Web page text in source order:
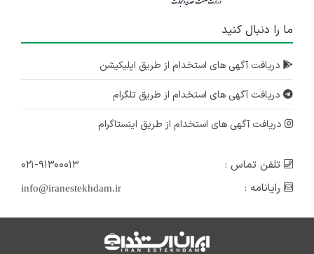
ما را دنبال کنید
دریافت آگهی های استخدام از طریق اپلیکیشن
دریافت آگهی های استخدام از طریق تلگرام
دریافت آگهی های استخدام از طریق اینستاگرام
تلفن تماس :
۰۲۱-۹۱۳۰۰۰۱۳
رایانامه :
info@iranestekhdam.ir